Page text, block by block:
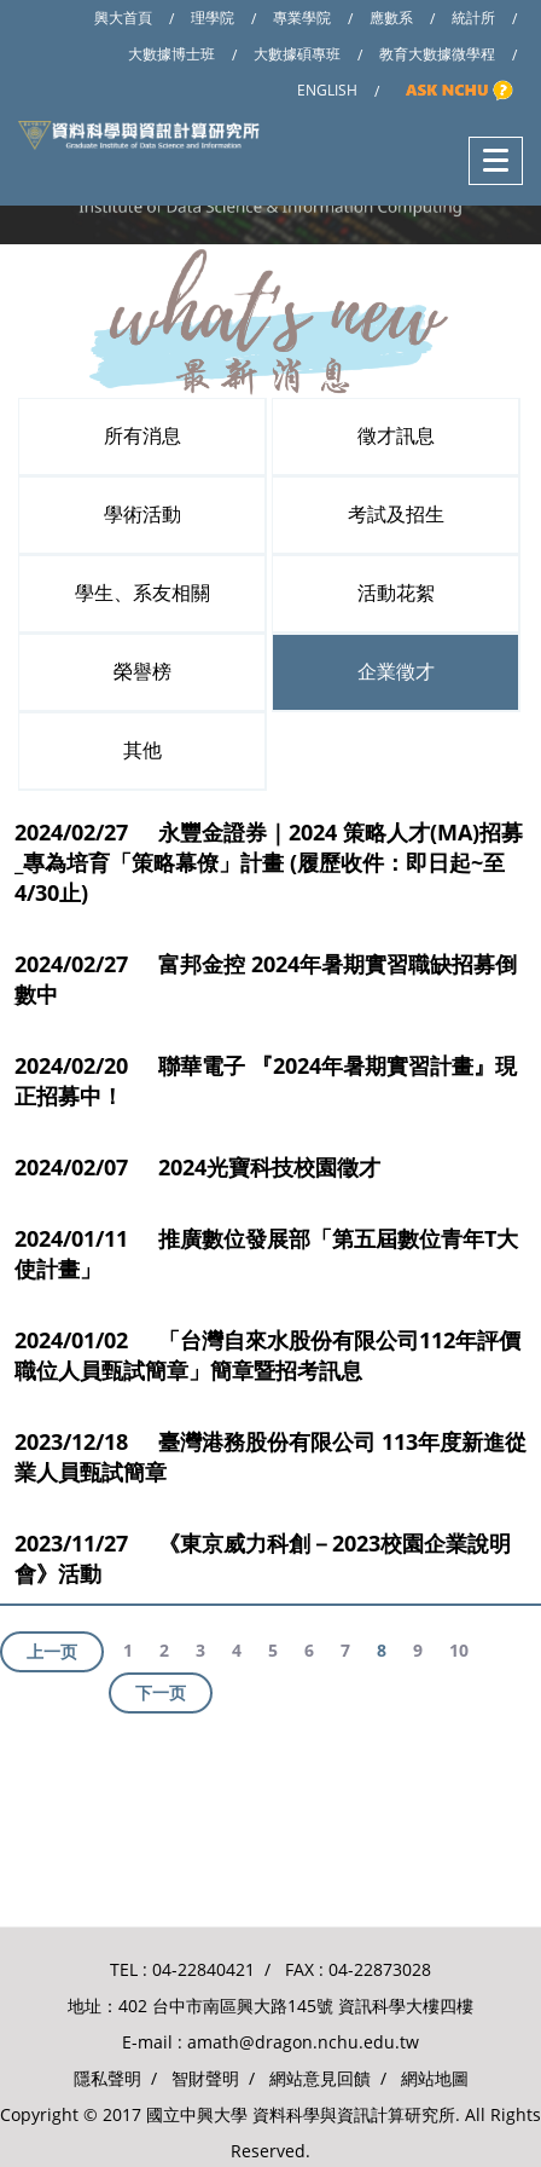
興大首頁 / 理學院 / 專業學院 / 應數系 / 統計所
/
大數據博士班
/ 大數據碩專班 / 教育大數據微學程
/
ENGLISH
/
所有消息 徵才訊息
學術活動 考試及招生
學生、系友相關 活動花絮
榮譽榜 企業徵才
其他
2024/02/27 永豐金證券｜2024 策略人才(MA)招募
_專為培育「策略幕僚」計畫 (履歷收件：即日起~至
4/30止)
2024/02/27 富邦金控 2024年暑期實習職缺招募倒
數中
2024/02/20 聯華電子 『2024年暑期實習計畫』現
正招募中！
2024/02/07 2024光寶科技校園徵才
2024/01/11 推廣數位發展部「第五屆數位青年T大
使計畫」
2024/01/02 「台灣自來水股份有限公司112年評價
職位人員甄試簡章」簡章暨招考訊息
2023/12/18 臺灣港務股份有限公司 113年度新進從
業人員甄試簡章
2023/11/27 《東京威力科創－2023校園企業說明
會》活動
上一页 1 2 3 4 5 6 7 8 9
10
下一页
TEL : 04-22840421 / FAX : 04-22873028
地址：402 台中市南區興大路145號 資訊科學大樓四樓
E-mail : amath@dragon.nchu.edu.tw
隱私聲明 / 智財聲明 / 網站意見回饋/ 網站地圖
Copyright © 2017 國立中興大學 資料科學與資訊計算研究所. All Rights
Reserved.